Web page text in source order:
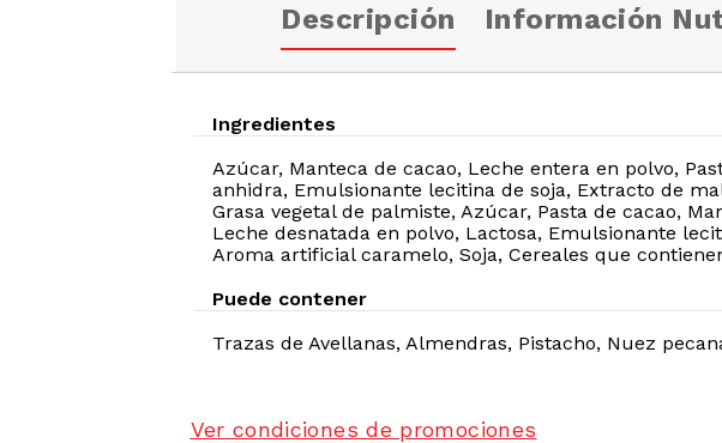
Descripción Información
Ingredientes
Azúcar, Manteca de cacao, Leche entera en polvo,
anhidra, Emulsionante lecitina de soja, Extracto de
Grasa vegetal de palmiste, Azúcar, Pasta de cacao,
Leche desnatada en polvo, Lactosa, Emulsionante
Aroma artificial caramelo, Soja, Cereales que
Puede contener
Trazas de Avellanas, Almendras, Pistacho, Nuez
Ver condiciones de promociones